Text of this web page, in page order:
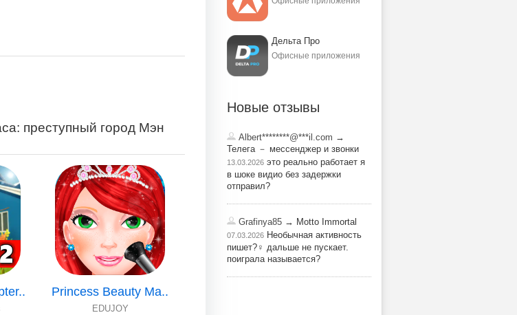
преступный город Мэн
Princess Beauty Ma..
EDUJOY
Дельта Про
Офисные приложения
Новые отзывы
Albert********@***il.com →
Телега － мессенджер и звонки
13.03.2026 это реально работает я
в шоке видио без задержки
отправил?
Grafinya85 → Motto Immortal
07.03.2026 Необычная активность
пишет?‍♀️ дальше не пускает.
поиграла называется?